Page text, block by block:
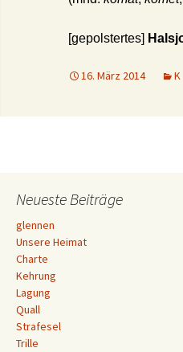
[gepolstertes]
16. März 2014 K
Navigation
Neueste Beiträge
glennen
Unsere Heimat
Charte
Kehrung
Lagung
Quall
Strafesel
Trille